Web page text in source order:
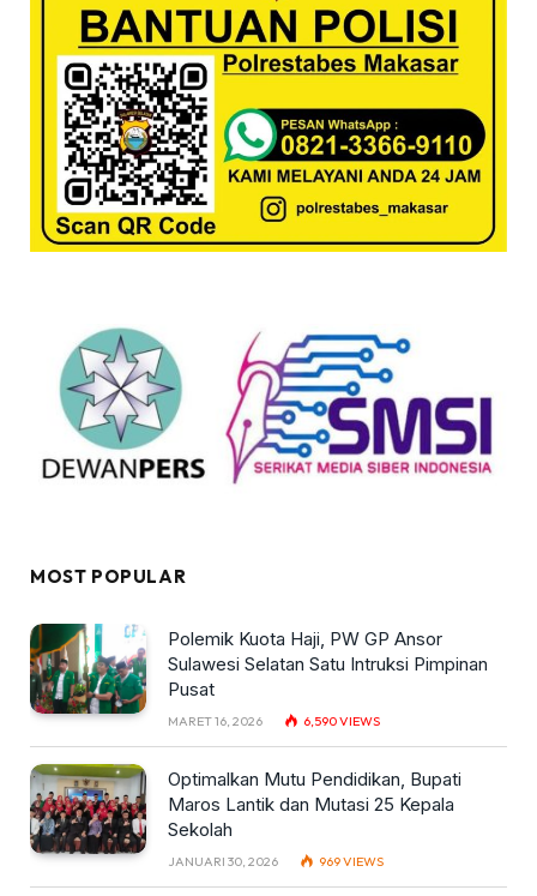
MOST POPULAR
Polemik Kuota Haji, PW GP Ansor
Sulawesi Selatan Satu Intruksi Pimpinan
Pusat
MARET 16, 2026 6,590VIEWS
Optimalkan Mutu Pendidikan, Bupati
Maros Lantik dan Mutasi 25 Kepala
Sekolah
JANUARI 30, 2026 969VIEWS